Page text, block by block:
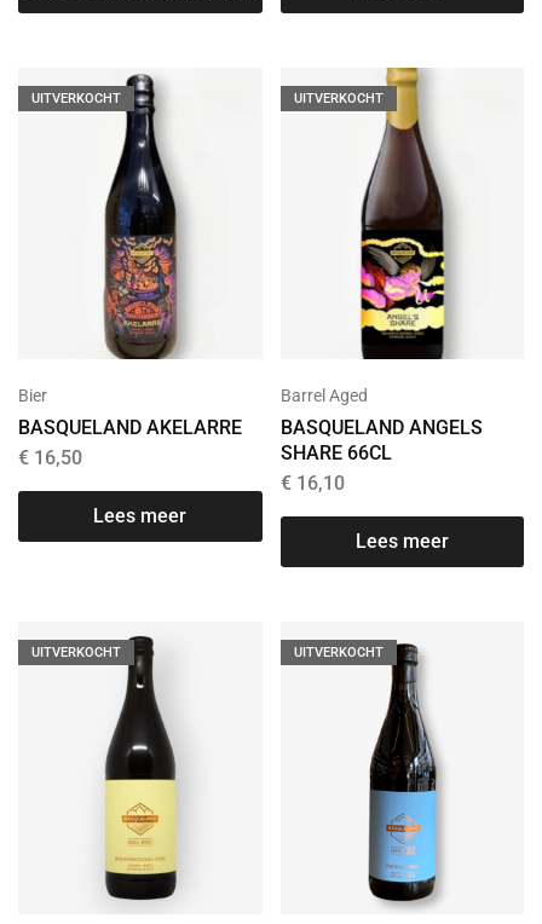
UITVERKOCHT
Bier
BASQUELAND AKELARRE
€ 16,50
Lees meer
UITVERKOCHT
Barrel Aged
BASQUELAND ANGELS
SHARE 66CL
€16,10
Lees meer
UITVERKOCHT UITVERKOCHT